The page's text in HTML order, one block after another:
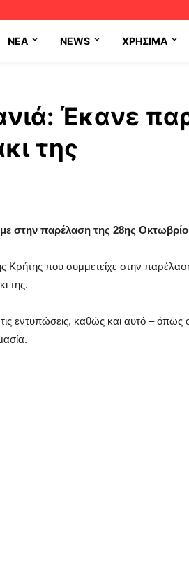
NEA NEWS ΧΡΉΣΙΜΑ
Έκανε
της
στην παρέλαση της 28ης
Κρήτης που συμμετείχε στην
της.
εντυπώσεις, καθώς και αυτό – όπως